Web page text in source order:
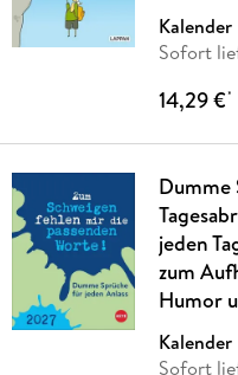
Kalender
Sofort
14,29 €*
Dumme
jeden
zum
Humor
Kalender
Sofort